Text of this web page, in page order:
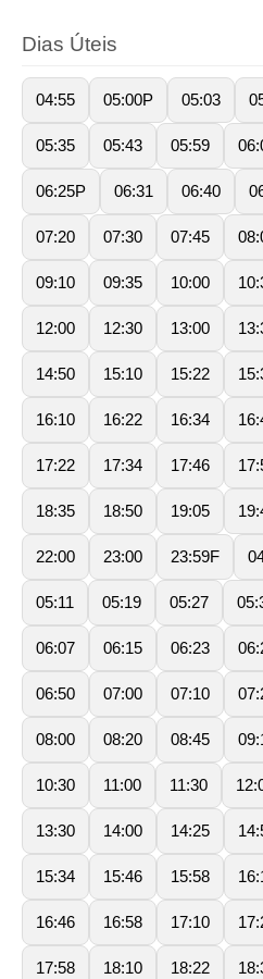
Dias Úteis
04:55 05:00P 05:03
05:35 05:43 05:59
06:25P 06:31 06:40
07:20 07:30 07:45
09:10 09:35 10:00
12:00 12:30 13:00
14:50 15:10 15:22
16:10 16:22 16:34
17:22 17:34 17:46
18:35 18:50 19:05
22:00 23:00 23:59F
05:11 05:19 05:27
06:07 06:15 06:23
06:50 07:00 07:10
08:00 08:20 08:45
10:30 11:00 11:30
13:30 14:00 14:25
15:34 15:46 15:58
16:46 16:58 17:10
17:58 18:10 18:22